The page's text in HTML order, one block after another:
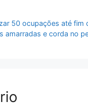
50 ocupações até fim
amarradas e corda no